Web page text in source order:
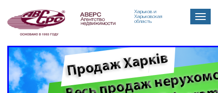
Харьков и
Харьковская
область
Toggle